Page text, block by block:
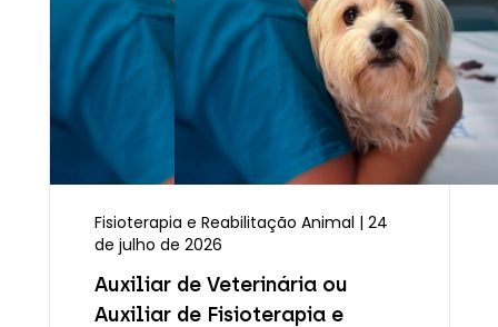
Fisioterapia e Reabilitação Animal | 24
de julho de 2026
Auxiliar de Veterinária ou
Auxiliar de Fisioterapia e